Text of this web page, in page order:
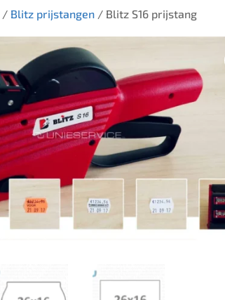
/ Blitz prijstangen / Blitz S16 prijstang